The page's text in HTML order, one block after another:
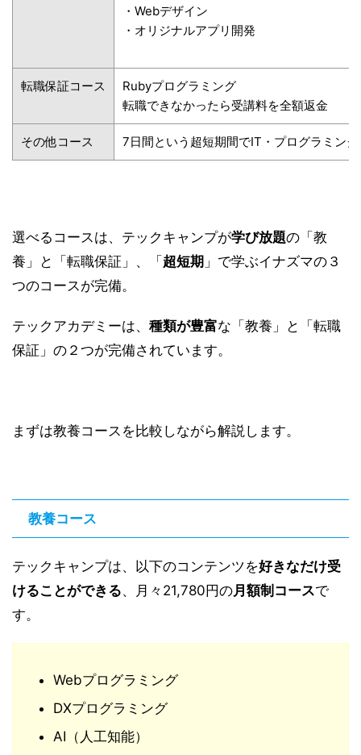
・Webデザイン
・オリジナルアプリ開発
転職保証コース
Rubyプログラミング
転職できなかったら受講料を全額返金
その他コース 7日間という超短期間でIT・プログラミン
選べるコースは、テックキャンプが学び放題の「教
養」と「転職保証」、「超短期 」で学ぶイナズマの３
つのコースが完備。
テックアカデミーは、 種類が豊富な「教養」と「転職
保証」の２つが完備されています。
まずは教養コースを比較しながら解説します。
教養コース
テックキャンプは、以下のコンテンツを好きなだけ受
けることができる、月々21,780円の月額制コースで
す。
Webプログラミング
DXプログラミング
AI（人工知能）